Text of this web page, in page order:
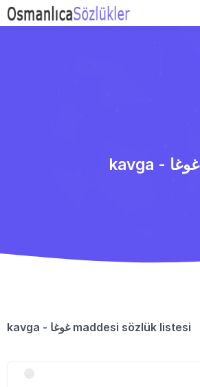
kavga - غوغا
kavga - غوغا maddesi sözlük listesi